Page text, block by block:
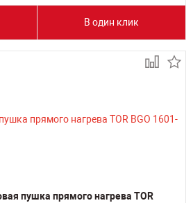
В один клик
пушка прямого нагрева TOR